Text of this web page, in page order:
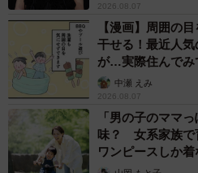
2026.08.07
【漫画】周囲の
干せる！最近人
が…実際住んでみ
中瀬 えみ
2026.08.07
「男の子のママ
味？ 女系家族で
ワンピースしか
へんが…